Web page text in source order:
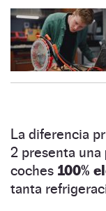
La diferencia
2 presenta una
coches 100%
tanta